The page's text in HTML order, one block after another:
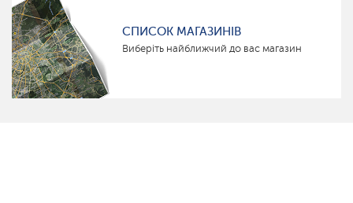
СПИСОК МАГАЗИНІВ
Виберіть найближчий до вас магазин